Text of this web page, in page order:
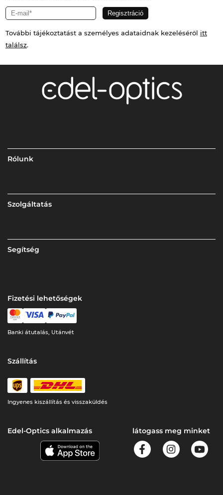
További tájékoztatást a személyes adataidnak kezeléséről itt
találsz.
Rólunk
Szolgáltatás
Segítség
Fizetési lehetőségek
Banki átutalás, Utánvét
Szállítás
Ingyenes kiszállítás és visszaküldés
Edel-Optics alkalmazás látogass meg minket